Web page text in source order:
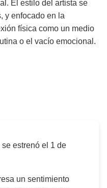
El estilo del artista se
y enfocado en la
física como un medio
o el vacío emocional.
se estrenó el 1 de
un sentimiento